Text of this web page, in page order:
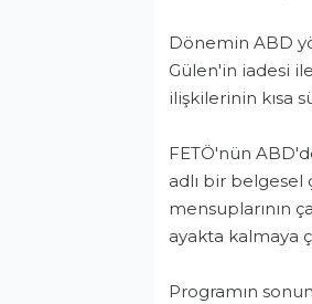
Dönemin ABD
Gülen'in iadesi
ilişkilerinin kısa
FETÖ'nün
adlı bir belgesel
mensuplarının
ayakta kalmaya
Programın